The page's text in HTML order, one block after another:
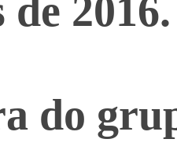
de 2016.
do